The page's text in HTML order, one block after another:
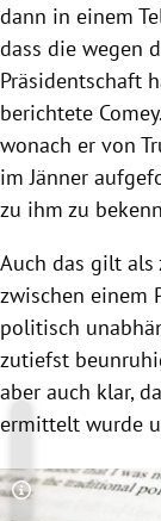
dann in einem
dass die wegen
Präsidentschaft
berichtete Comey
wonach er von
im Jänner
zu ihm zu
Auch das gilt
zwischen einem
politisch
zutiefst
aber auch klar,
ermittelt wurde
Copyright-